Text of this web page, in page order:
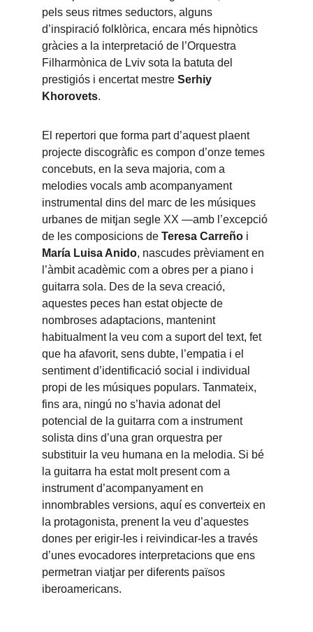
pels seus ritmes seductors, alguns
d’inspiració folklòrica, encara més hipnòtics
gràcies a la interpretació de l’Orquestra
Filharmònica de Lviv sota la batuta del
prestigiós i encertat mestre Serhiy
Khorovets.
El repertori que forma part d’aquest plaent
projecte discogràfic es compon d’onze temes
concebuts, en la seva majoria, com a
melodies vocals amb acompanyament
instrumental dins del marc de les músiques
urbanes de mitjan segle XX —amb l’excepció
de les composicions de Teresa Carreño i
María Luisa Anido, nascudes prèviament en
l’àmbit acadèmic com a obres per a piano i
guitarra sola. Des de la seva creació,
aquestes peces han estat objecte de
nombroses adaptacions, mantenint
habitualment la veu com a suport del text, fet
que ha afavorit, sens dubte, l’empatia i el
sentiment d’identificació social i individual
propi de les músiques populars. Tanmateix,
fins ara, ningú no s’havia adonat del
potencial de la guitarra com a instrument
solista dins d’una gran orquestra per
substituir la veu humana en la melodia. Si bé
la guitarra ha estat molt present com a
instrument d’acompanyament en
innombrables versions, aquí es converteix en
la protagonista, prenent la veu d’aquestes
dones per erigir-les i reivindicar-les a través
d’unes evocadores interpretacions que ens
permetran viatjar per diferents països
iberoamericans.